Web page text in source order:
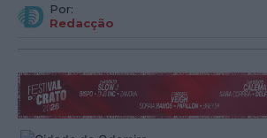
Por:
Redacção